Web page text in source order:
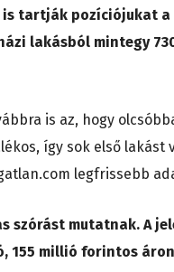
tartják pozíciójukat
lakásból mintegy
is az, hogy
így sok első
legfrissebb
szórást mutatnak. A
155 millió forintos